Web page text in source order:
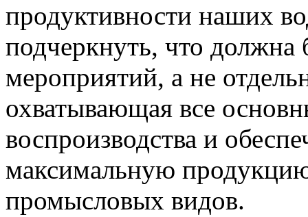
продуктивности наших
подчеркнуть, что должна
мероприятий, а не
охватывающая все
воспроизводства и
максимальную
промысловых видов.